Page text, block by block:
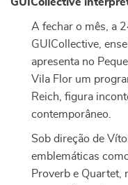
A fechar o mês, a
GUICollective,
apresenta no
Vila Flor um
Reich, figura
contemporâneo.
Sob direção de
emblemáticas
Proverb e Quartet,